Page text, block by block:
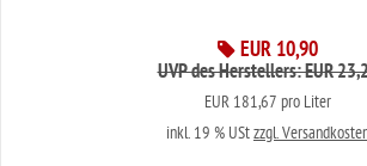
EUR 10,90
UVP des Herstellers: EUR
EUR 181,67 pro Liter
inkl. 19 % UStzzgl.